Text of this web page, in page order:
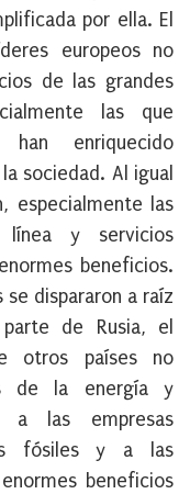
por ella. El
europeos no
de las grandes
las que
enriquecido
sociedad. Al igual
especialmente las
línea y servicios
beneficios.
dispararon a raíz
de Rusia, el
otros países no
de la energía y
a las empresas
fósiles y a las
beneficios